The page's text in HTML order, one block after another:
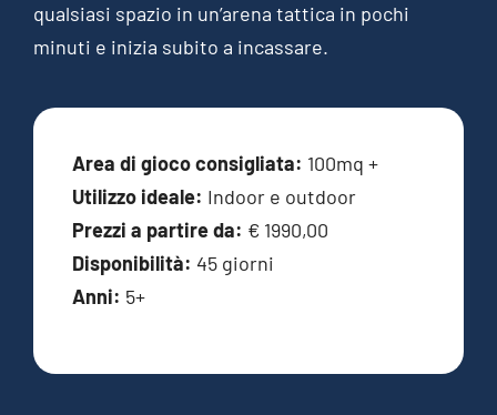
qualsiasi spazio in un’arena tattica in pochi
minuti e inizia subito a incassare.
Area di gioco consigliata: 100mq +
Utilizzo ideale: Indoor e outdoor
Prezzi a partire da: € 1990,00
Disponibilità: 45 giorni
Anni: 5+